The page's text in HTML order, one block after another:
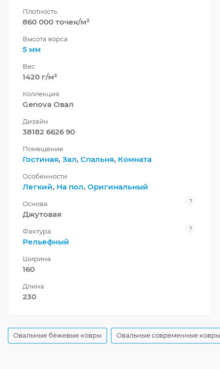
Плотность
860 000 точек/м²
Высота ворса
5 мм
Вес
1420 г/м²
Коллекция
Genova Овал
Дизайн
38182 6626 90
Помещение
Гостиная, Зал, Спальня, Комната
Особенности
Легкий, На пол, Оригинальный
Основа ?
Джутовая
Фактура ?
Рельефный
Ширина
160
Длина
230
Овальные бежевые ковры Овальные современные ковры